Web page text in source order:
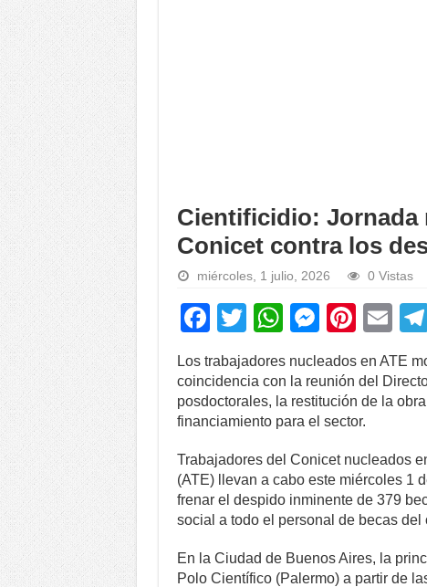
Cientificidio: Jornada
Conicet contra los
miércoles, 1 julio, 2026 0 Vistas
F
a
c
e
b
o
o
k
T
wi
tt
er
W
at
s
A
p
p
M
ss
e
n
g
er
Pi
er
e
st
E
m
ail
Los trabajadores nucleados en ATE
coincidencia con la reunión del
posdoctorales, la restitución de la
financiamiento para el sector.
Trabajadores del Conicet nucleados
(ATE) llevan a cabo este miércoles 1
frenar el despido inminente de 379
social a todo el personal de becas del
En la Ciudad de Buenos Aires, la
Polo Científico (Palermo) a partir de